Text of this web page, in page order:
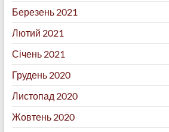
Березень 2021
Лютий 2021
Січень 2021
Грудень 2020
Листопад 2020
Жовтень 2020